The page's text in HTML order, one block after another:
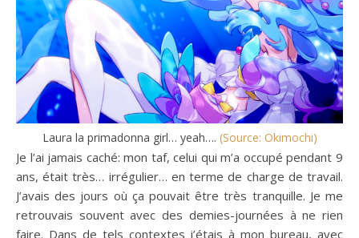
Laura la primadonna girl… yeah…. (Source: Okimochi)
Je l’ai jamais caché: mon taf, celui qui m’a occupé pendant 9
ans, était très… irrégulier… en terme de charge de travail.
J’avais des jours où ça pouvait être très tranquille. Je me
retrouvais souvent avec des demies-journées à ne rien
faire. Dans de tels contextes j’étais à mon bureau, avec